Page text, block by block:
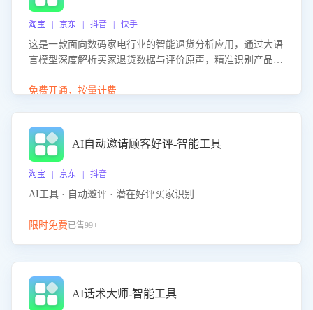
淘宝 | 京东 | 抖音 | 快手
这是一款面向数码家电行业的智能退货分析应用，通过大语
言模型深度解析买家退货数据与评价原声，精准识别产品质
改进建议，通过挖掘用户痛点驱动产品迭代，从根本上降低
免费开通，按量计费
AI自动邀请顾客好评-智能工具
淘宝 | 京东 | 抖音
AI工具 · 自动邀评 · 潜在好评买家识别
限时免费已售99+
AI话术大师-智能工具